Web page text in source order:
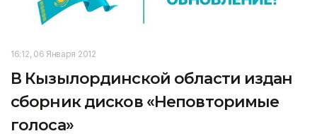
16:12, 06 Января 2012
В Кызылординской области издан
сборник дисков «Неповторимые
голоса»